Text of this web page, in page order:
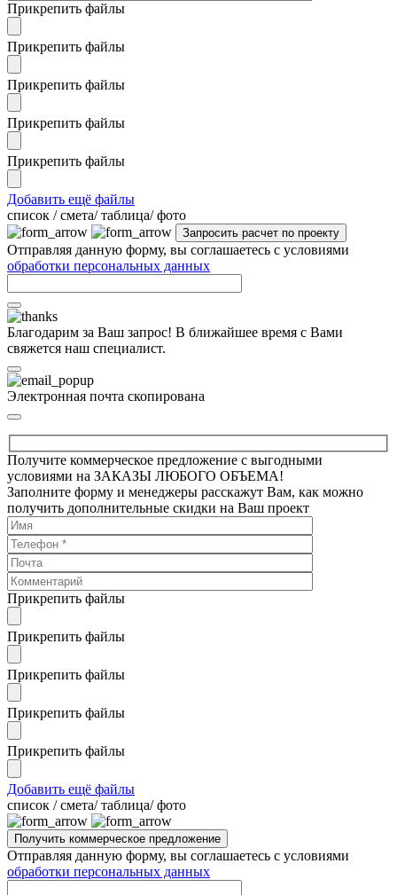
Прикрепить файлы
Прикрепить файлы
Прикрепить файлы
Прикрепить файлы
Прикрепить файлы
Добавить ещё файлы
cписок / смета/ таблица/ фото
Отправляя данную форму, вы соглашаетесь с условиями
обработки персональных данных
Благодарим за Ваш запрос! В ближайшее время с Вами
свяжется наш специалист.
Электронная почта скопирована
Получите коммерческое предложение с выгодными
условиями на ЗАКАЗЫ ЛЮБОГО ОБЪЕМА!
Заполните форму и менеджеры расскажут Вам, как можно
получить дополнительные скидки на Ваш проект
Прикрепить файлы
Прикрепить файлы
Прикрепить файлы
Прикрепить файлы
Прикрепить файлы
Добавить ещё файлы
cписок / смета/ таблица/ фото
Отправляя данную форму, вы соглашаетесь с условиями
обработки персональных данных